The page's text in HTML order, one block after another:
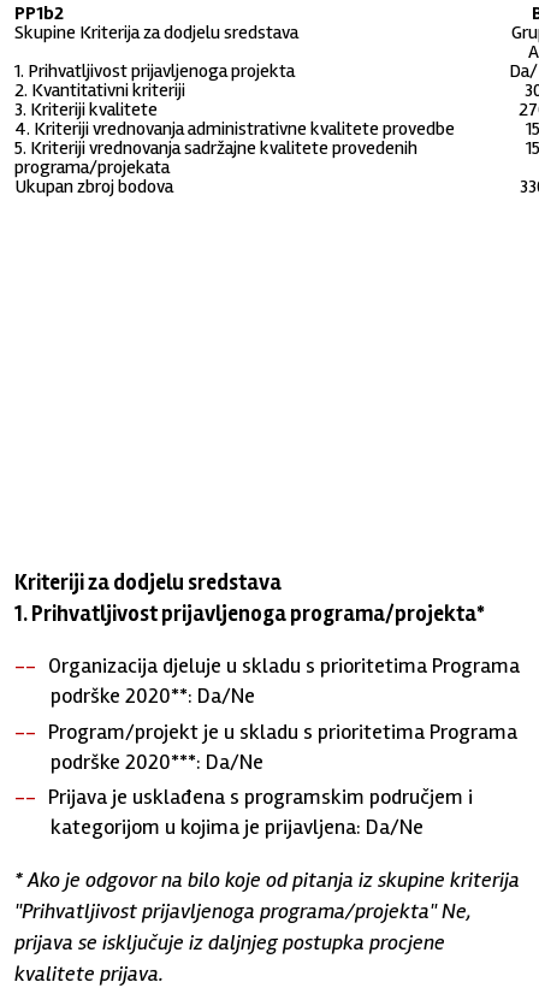
PP1b2
Skupine Kriterija za dodjelu sredstava
A
1. Prihvatljivost prijavljenoga projekta
2. Kvantitativni kriteriji
3. Kriteriji kvalitete
4. Kriteriji vrednovanja administrativne kvalitete provedbe
5. Kriteriji vrednovanja sadržajne kvalitete provedenih
programa/projekata
Ukupan zbroj bodova
Kriteriji za dodjelu sredstava
1. Prihvatljivost prijavljenoga programa/projekta*
Organizacija djeluje u skladu s prioritetima Programa
podrške 2020**: Da/Ne
Program/projekt je u skladu s prioritetima Programa
podrške 2020***: Da/Ne
Prijava je usklađena s programskim područjem i
kategorijom u kojima je prijavljena: Da/Ne
* Ako je odgovor na bilo koje od pitanja iz skupine kriterija
"Prihvatljivost prijavljenoga programa/projekta" Ne,
prijava se isključuje iz daljnjeg postupka procjene
kvalitete prijava.